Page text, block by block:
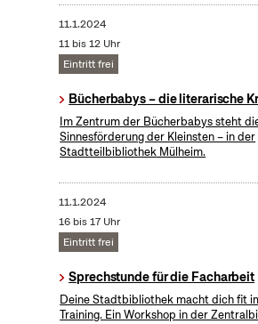
11.1.2024
11 bis 12 Uhr
Eintritt frei
Bücherbabys – die literarische
Im Zentrum der Bücherbabys steht
Sinnesförderung der Kleinsten – in der
Stadtteilbibliothek Mülheim.
11.1.2024
16 bis 17 Uhr
Eintritt frei
Sprechstunde für die Facharbeit
Deine Stadtbibliothek macht dich fit
Training. Ein Workshop in der